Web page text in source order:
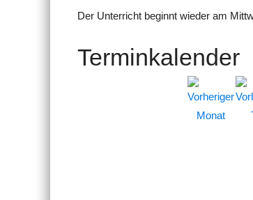
Der Unterricht beginnt wieder am
Terminkalender